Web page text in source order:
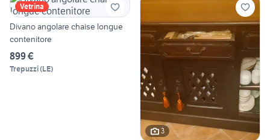
Vetrina
Divano angolare chaise longue
contenitore
899 €
Trepuzzi(LE)
3